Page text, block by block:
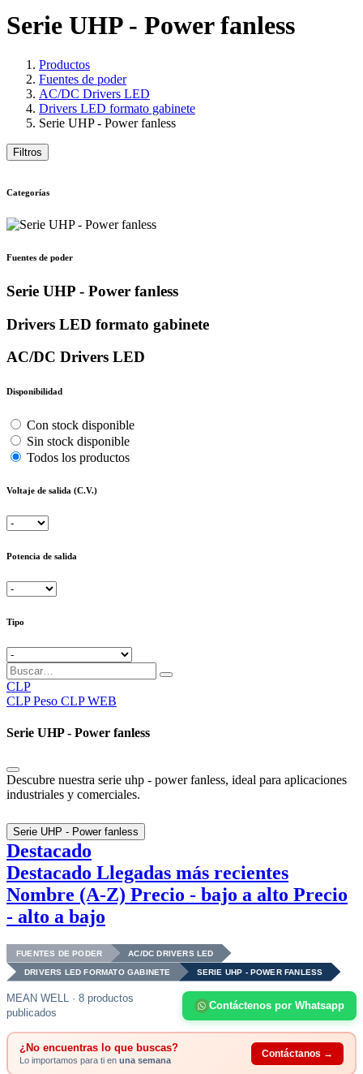
Serie UHP - Power fanless
Productos
Fuentes de poder
AC/DC Drivers LED
Drivers LED formato gabinete
Serie UHP - Power fanless
Filtros
Categorías
Fuentes de poder
Serie UHP - Power fanless
Drivers LED formato gabinete
AC/DC Drivers LED
Disponibilidad
Con stock disponible
Sin stock disponible
Todos los productos
Voltaje de salida (C.V.)
Potencia de salida
Tipo
CLP
CLP Peso CLP WEB
Serie UHP - Power fanless
Descubre nuestra serie uhp - power fanless, ideal para aplicaciones
industriales y comerciales.
Serie UHP - Power fanless
Destacado
Destacado Llegadas más recientes
Nombre (A-Z) Precio - bajo a alto Precio
- alto a bajo
FUENTES DE PODER AC/DC DRIVERS LED
DRIVERS LED FORMATO GABINETE SERIE UHP - POWER FANLESS
MEAN WELL · 8 productos
publicados
Contáctenos por Whatsapp
¿No encuentras lo que buscas?
Lo importamos para ti en una semana
Contáctanos →